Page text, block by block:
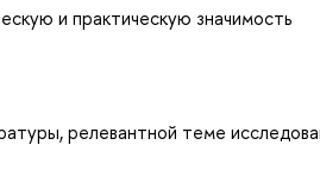
и практическую значимость
релевантной теме